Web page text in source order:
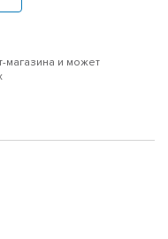
магазина и может